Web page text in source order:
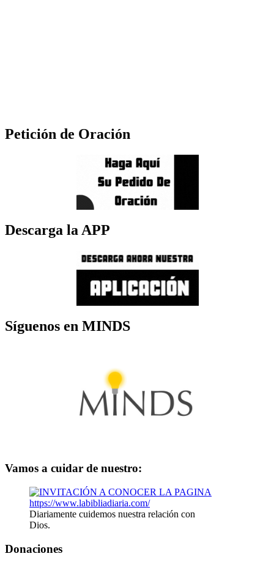
Petición de Oración
Descarga la APP
Síguenos en MINDS
Vamos a cuidar de nuestro:
Diariamente cuidemos nuestra relación con
Dios.
Donaciones